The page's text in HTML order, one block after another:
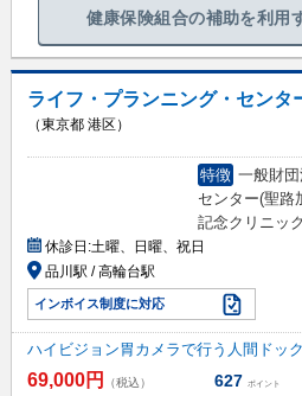
健康保険組合の補助を利用
ライフ・プランニング・センタ
（東京都 港区）
特徴 一般財
センター(聖
記念クリニッ
休診日:土曜、日曜、祝日
品川駅 / 高輪台駅
インボイス制度に対応
ハイビジョン胃カメラで行う人間ドッ
69,000円 （税込） 627 ポイント